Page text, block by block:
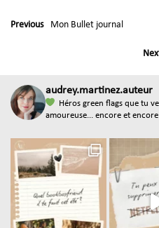
Previous Mon Bullet journal
audrey.martinez.auteur
Héros green flags que tu
amoureuse... encore et encore